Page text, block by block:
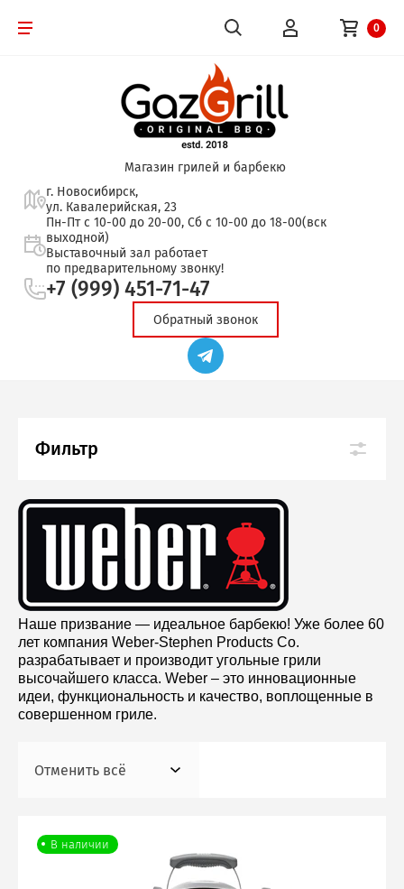
0
Магазин грилей и барбекю
г. Новосибирск,
ул. Кавалерийская, 23
Пн-Пт с 10-00 до 20-00, Сб с 10-00 до 18-00(вск
выходной)
Выставочный зал работает
по предварительному звонку!
+7 (999) 451-71-47
Обратный звонок
Фильтр
Наше призвание — идеальное барбекю! Уже более 60
лет компания Weber-Stephen Products Co.
разрабатывает и производит угольные грили
высочайшего класса. Weber – это инновационные
идеи, функциональность и качество, воплощенные в
совершенном гриле.
Отменить всё
В наличии